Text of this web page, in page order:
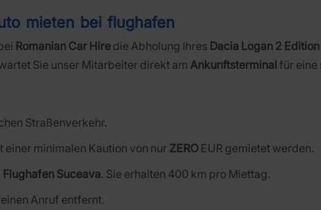
mieten bei flughafen
Romanian Car Hire die Abholung Ihres Dacia Logan 2
Sie unser Mitarbeiter direkt am Ankunftsterminal für eine
Straßenverkehr.
einer minimalen Kaution von nur ZERO EUR gemietet werden.
Flughafen Suceava. Sie erhalten 400 km pro Miettag.
Anruf entfernt.